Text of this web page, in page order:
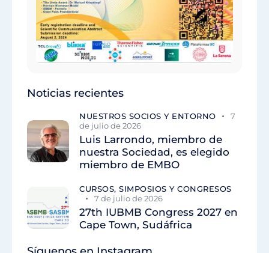
Noticias recientes
NUESTROS SOCIOS Y ENTORNO
7
de julio de 2026
Luis Larrondo, miembro de
nuestra Sociedad, es elegido
miembro de EMBO
CURSOS, SIMPOSIOS Y CONGRESOS
7 de julio de 2026
27th IUBMB Congress 2027 en
Cape Town, Sudáfrica